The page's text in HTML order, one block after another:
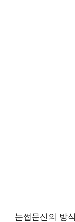
눈썹문신의 방